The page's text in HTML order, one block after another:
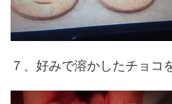
７、好みで溶かしたチョコ